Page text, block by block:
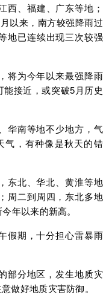
西、福建、广东等地；
以来，南方较强降雨过
地已连续出现三次较强
将为今年以来最强降雨
接近，或突破5月历史
华南等地不少地方，气
气，有种像是秋天的错
东北、华北、黄淮等地
周二到周四，东北多地
年以来的新高。
假期，十分担心雷暴雨
部分地区，发生地质灾
做好地质灾害防御。